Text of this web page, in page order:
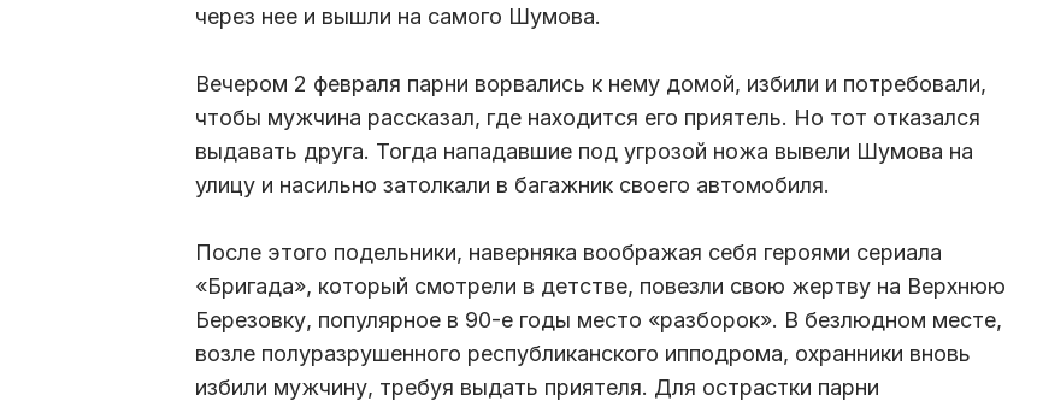
через нее и вышли на самого Шумова.
Вечером 2 февраля парни ворвались к нему домой, избили и потребовали,
чтобы мужчина рассказал, где находится его приятель. Но тот отказался
выдавать друга. Тогда нападавшие под угрозой ножа вывели Шумова на
улицу и насильно затолкали в багажник своего автомобиля.
После этого подельники, наверняка воображая себя героями сериала
«Бригада», который смотрели в детстве, повезли свою жертву на Верхнюю
Березовку, популярное в 90-е годы место «разборок». В безлюдном месте,
возле полуразрушенного республиканского ипподрома, охранники вновь
избили мужчину, требуя выдать приятеля. Для острастки парни